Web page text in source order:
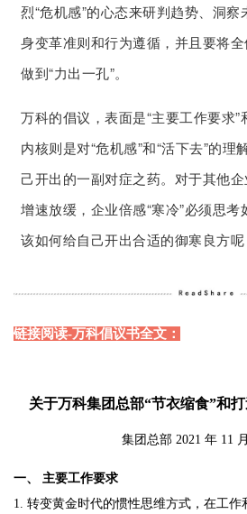
烈“危机感”的心态来研判趋势、洞察
身变革准则和行为遵循，并且要将全
做到“力出一孔”。
万科的倡议，表面是“主要工作要求”
内核则是对“危机感”和“活下去”的理
己开出的一副对症之药。对于其他
增速放缓，企业倍感“寒冷”必须思考
该如何给自己开出合适的御寒良方呢
链接阅读-万科倡议书全文：
关于万科集团总部“节衣缩食”和
集团总部 2021 年 11
一、 主要工作要求
1. 转变黄金时代的惯性思维方式，在工